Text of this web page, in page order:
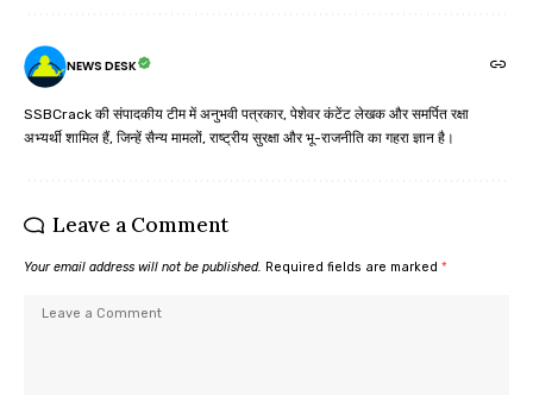
NEWS DESK
SSBCrack की संपादकीय टीम में अनुभवी पत्रकार, पेशेवर कंटेंट लेखक और समर्पित रक्षा
अभ्यर्थी शामिल हैं, जिन्हें सैन्य मामलों, राष्ट्रीय सुरक्षा और भू-राजनीति का गहरा ज्ञान है।
Leave a Comment
Your email address will not be published. Required fields are marked *